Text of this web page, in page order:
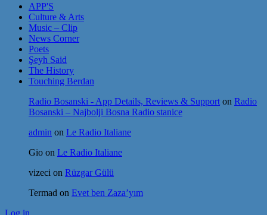
APP'S
Culture & Arts
Music – Clip
News Corner
Poets
Şeyh Said
The History
Touching Berdan
Radio Bosanski - App Details, Reviews & Support on Radio
Bosanski – Najbolji Bosna Radio stanice
admin on Le Radio Italiane
Gio on Le Radio Italiane
vizeci on Rüzgar Gülü
Termad on Evet ben Zaza’yım
Log in